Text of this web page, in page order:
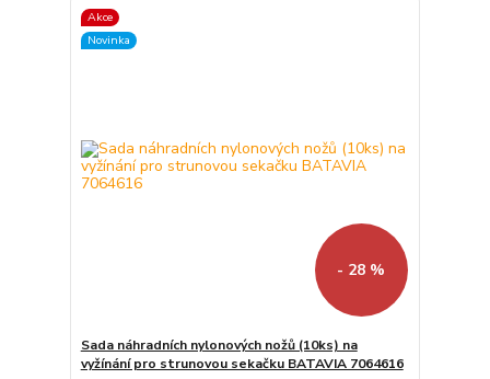
Akce
Novinka
- 28 %
Sada náhradních nylonových nožů (10ks) na
vyžínání pro strunovou sekačku BATAVIA 7064616